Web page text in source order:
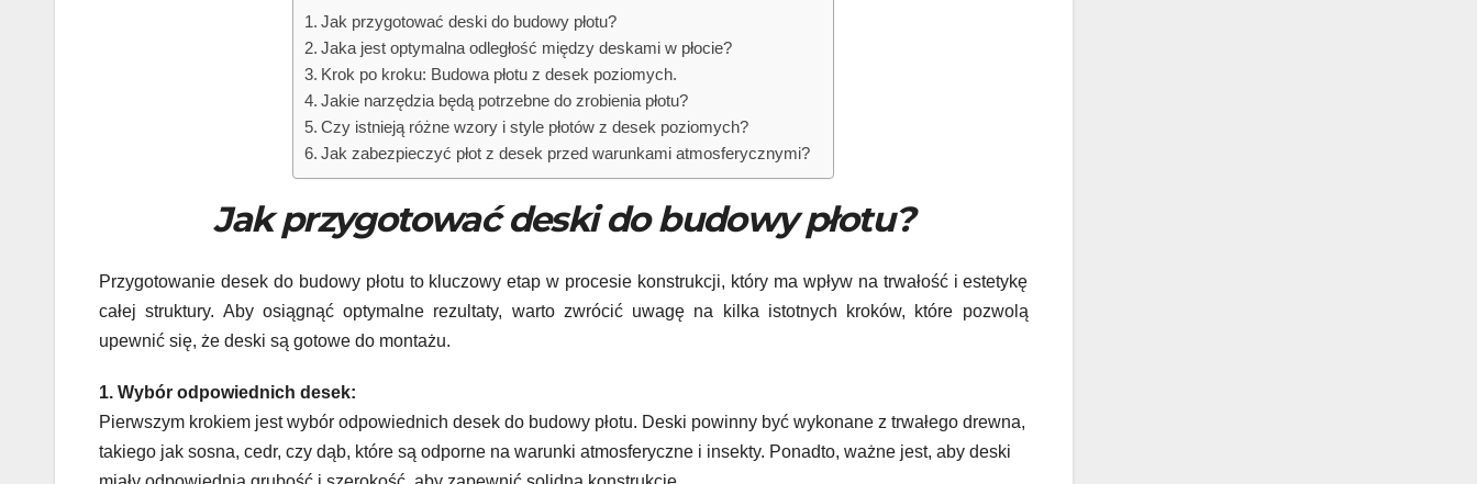
Jak przygotować deski do budowy płotu?
Jaka jest optymalna odległość między deskami w płocie?
Krok po kroku: Budowa płotu z desek poziomych.
Jakie narzędzia będą potrzebne do zrobienia płotu?
Czy istnieją różne wzory i style płotów z desek poziomych?
Jak zabezpieczyć płot z desek przed warunkami atmosferycznymi?
Jak przygotować deski do budowy płotu?
Przygotowanie desek do budowy płotu to kluczowy etap w procesie konstrukcji, który ma wpływ na trwałość i estetykę
całej struktury. Aby osiągnąć optymalne rezultaty, warto zwrócić uwagę na kilka istotnych kroków, które pozwolą
upewnić się, że deski są gotowe do montażu.
1. Wybór odpowiednich desek:
Pierwszym krokiem jest wybór odpowiednich desek do budowy płotu. Deski powinny być wykonane z trwałego drewna,
takiego jak sosna, cedr, czy dąb, które są odporne na warunki atmosferyczne i insekty. Ponadto, ważne jest, aby deski